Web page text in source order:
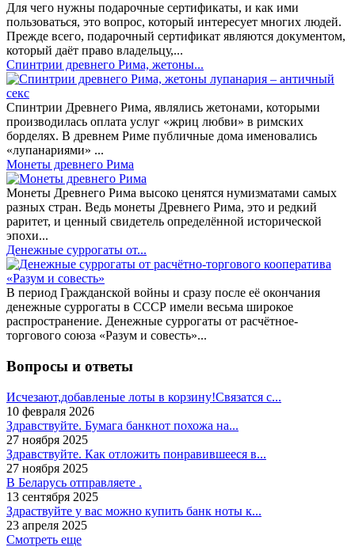
Для чего нужны подарочные сертификаты, и как ими
пользоваться, это вопрос, который интересует многих людей.
Прежде всего, подарочный сертификат являются документом,
который даёт право владельцу,...
Спинтрии древнего Рима, жетоны...
Спинтрии Древнего Рима, являлись жетонами, которыми
производилась оплата услуг «жриц любви» в римских
борделях. В древнем Риме публичные дома именовались
«лупанариями» ...
Монеты древнего Рима
Монеты Древнего Рима высоко ценятся нумизматами самых
разных стран. Ведь монеты Древнего Рима, это и редкий
раритет, и ценный свидетель определённой исторической
эпохи...
Денежные суррогаты от...
В период Гражданской войны и сразу после её окончания
денежные суррогаты в СССР имели весьма широкое
распространение. Денежные суррогаты от расчётное-
торгового союза «Разум и совесть»...
Вопросы и ответы
Исчезают,добавленые лоты в корзину!Связатся с...
10 февраля 2026
Здравствуйте. Бумага банкнот похожа на...
27 ноября 2025
Здравствуйте. Как отложить понравившееся в...
27 ноября 2025
В Беларусь отправляете .
13 сентября 2025
Здраствуйте у вас можно купить банк ноты к...
23 апреля 2025
Смотреть еще